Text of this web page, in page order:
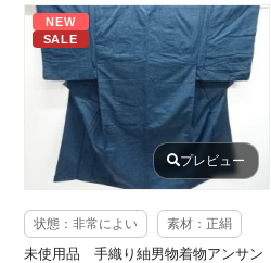
NEW
SALE
プレビュー
状態：非常によい 素材：正絹
未使用品 手織り紬男物着物アンサン